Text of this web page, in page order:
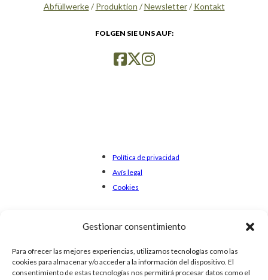
Gestionar consentimiento
Para ofrecer las mejores experiencias, utilizamos tecnologías como las
cookies para almacenar y/o acceder a la información del dispositivo. El
consentimiento de estas tecnologías nos permitirá procesar datos como el
Abfüllwerke/ Produktion /Newsletter/ Kontakt
FOLGEN SIE UNS AUF:
Política de privacidad
Avís legal
Cookies